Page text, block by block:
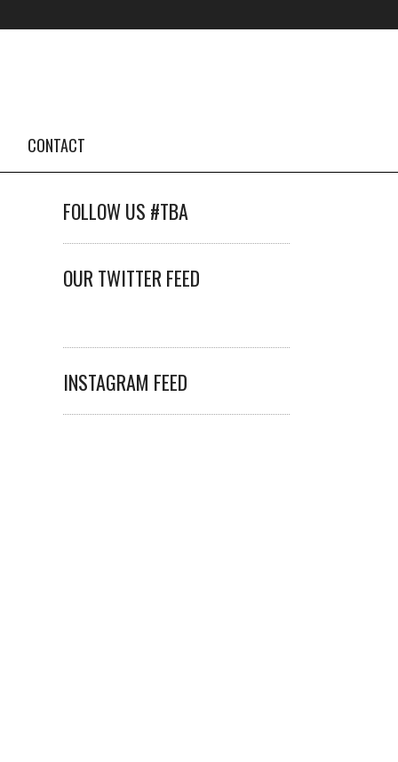
CONTACT
FOLLOW US #TBA
OUR TWITTER FEED
INSTAGRAM FEED